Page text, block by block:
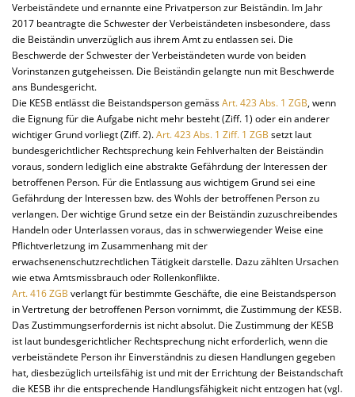
Verbeiständete und ernannte eine Privatperson zur Beiständin. Im Jahr
2017 beantragte die Schwester der Verbeiständeten insbesondere, dass
die Beiständin unverzüglich aus ihrem Amt zu entlassen sei. Die
Beschwerde der Schwester der Verbeiständeten wurde von beiden
Vorinstanzen gutgeheissen. Die Beiständin gelangte nun mit Beschwerde
ans Bundesgericht.
Die KESB entlässt die Beistandsperson gemässArt. 423 Abs. 1 ZGB, wenn
die Eignung für die Aufgabe nicht mehr besteht (Ziff. 1) oder ein anderer
wichtiger Grund vorliegt (Ziff. 2).Art. 423 Abs. 1 Ziff. 1 ZGB setzt laut
bundesgerichtlicher Rechtsprechung kein Fehlverhalten der Beiständin
voraus, sondern lediglich eine abstrakte Gefährdung der Interessen der
betroffenen Person. Für die Entlassung aus wichtigem Grund sei eine
Gefährdung der Interessen bzw. des Wohls der betroffenen Person zu
verlangen. Der wichtige Grund setze ein der Beiständin zuzuschreibendes
Handeln oder Unterlassen voraus, das in schwerwiegender Weise eine
Pflichtverletzung im Zusammenhang mit der
erwachsenenschutzrechtlichen Tätigkeit darstelle. Dazu zählten Ursachen
wie etwa Amtsmissbrauch oder Rollenkonflikte.
Art. 416 ZGB verlangt für bestimmte Geschäfte, die eine Beistandsperson
in Vertretung der betroffenen Person vornimmt, die Zustimmung der KESB.
Das Zustimmungserfordernis ist nicht absolut. Die Zustimmung der KESB
ist laut bundesgerichtlicher Rechtsprechung nicht erforderlich, wenn die
verbeiständete Person ihr Einverständnis zu diesen Handlungen gegeben
hat, diesbezüglich urteilsfähig ist und mit der Errichtung der Beistandschaft
die KESB ihr die entsprechende Handlungsfähigkeit nicht entzogen hat (vgl.